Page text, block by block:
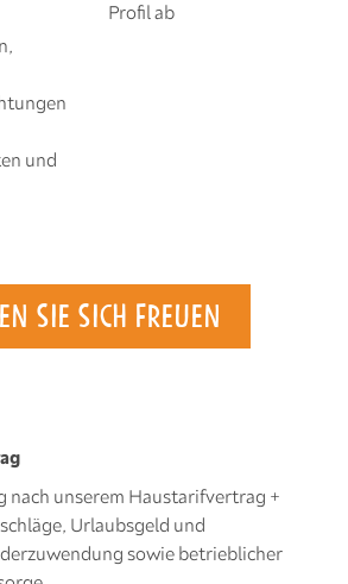
und
Profil ab
SIE SICH FREUEN
nach unserem Haustarifvertrag +
Urlaubsgeld und
sowie betrieblicher